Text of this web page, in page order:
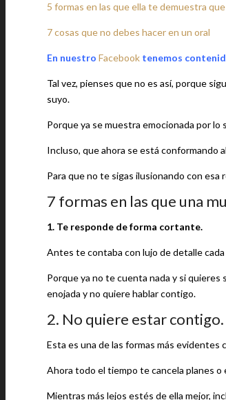
5 formas en las que ella te demuestra
7 cosas que no debes hacer en un oral
En nuestro Facebook tenemos
Tal vez, pienses que no es así, porque
suyo.
Porque ya se muestra emocionada por
Incluso, que ahora se está conformando
Para que no te sigas ilusionando con esa
7 formas en las que una
1. Te responde de forma cortante.
Antes te contaba con lujo de detalle
Porque ya no te cuenta nada y si
enojada y no quiere hablar contigo.
2. No quiere estar contigo.
Esta es una de las formas más
Ahora todo el tiempo te cancela planes
Mientras más lejos estés de ella mejor,